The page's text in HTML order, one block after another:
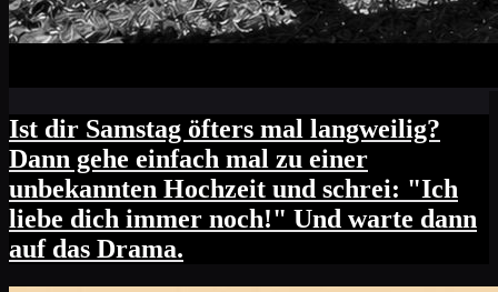
Ist dir Samstag öfters mal langweilig?
Dann gehe einfach mal zu einer
unbekannten Hochzeit und schrei: "Ich
liebe dich immer noch!" Und warte dann
auf das Drama.